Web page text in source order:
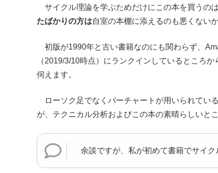
サイクル理論を学ぶためだけにこの本を買うの
たばかりの方は自室の本棚に添えるのも悪くない
初版が1990年と古い書籍なのにも関わらず、
（2019/3/10時点）にランクインしているところ
伺えます。
ローソク足でなくバーチャートが用いられてい
が、テクニカル分析およびこの本の素晴らしいとこ
余談ですが、私が初めて書籍でサイク